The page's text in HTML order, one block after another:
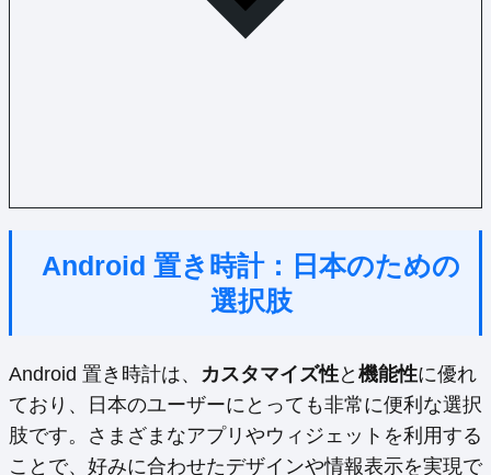
Android 置き時計：日本のための
選択肢
Android 置き時計は、 カスタマイズ性と 機能性に優れ
ており、日本のユーザーにとっても非常に便利な選択
肢です。さまざまなアプリやウィジェットを利用する
ことで、好みに合わせたデザインや情報表示を実現で